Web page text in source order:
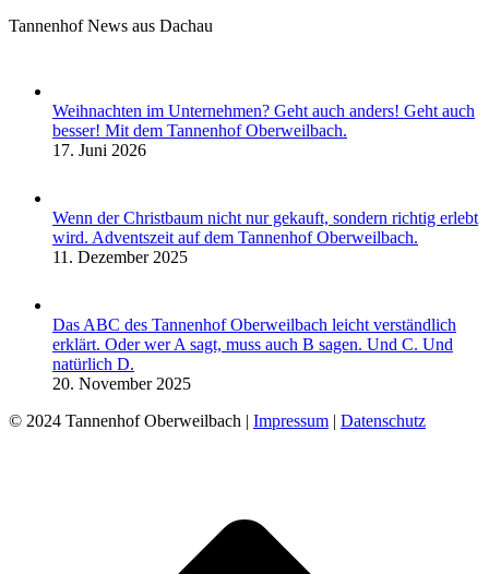
Tannenhof News aus Dachau
Weihnachten im Unternehmen? Geht auch anders! Geht auch
besser! Mit dem Tannenhof Oberweilbach.
17. Juni 2026
Wenn der Christbaum nicht nur gekauft, sondern richtig erlebt
wird. Adventszeit auf dem Tannenhof Oberweilbach.
11. Dezember 2025
Das ABC des Tannenhof Oberweilbach leicht verständlich
erklärt. Oder wer A sagt, muss auch B sagen. Und C. Und
natürlich D.
20. November 2025
© 2024 Tannenhof Oberweilbach | Impressum | Datenschutz